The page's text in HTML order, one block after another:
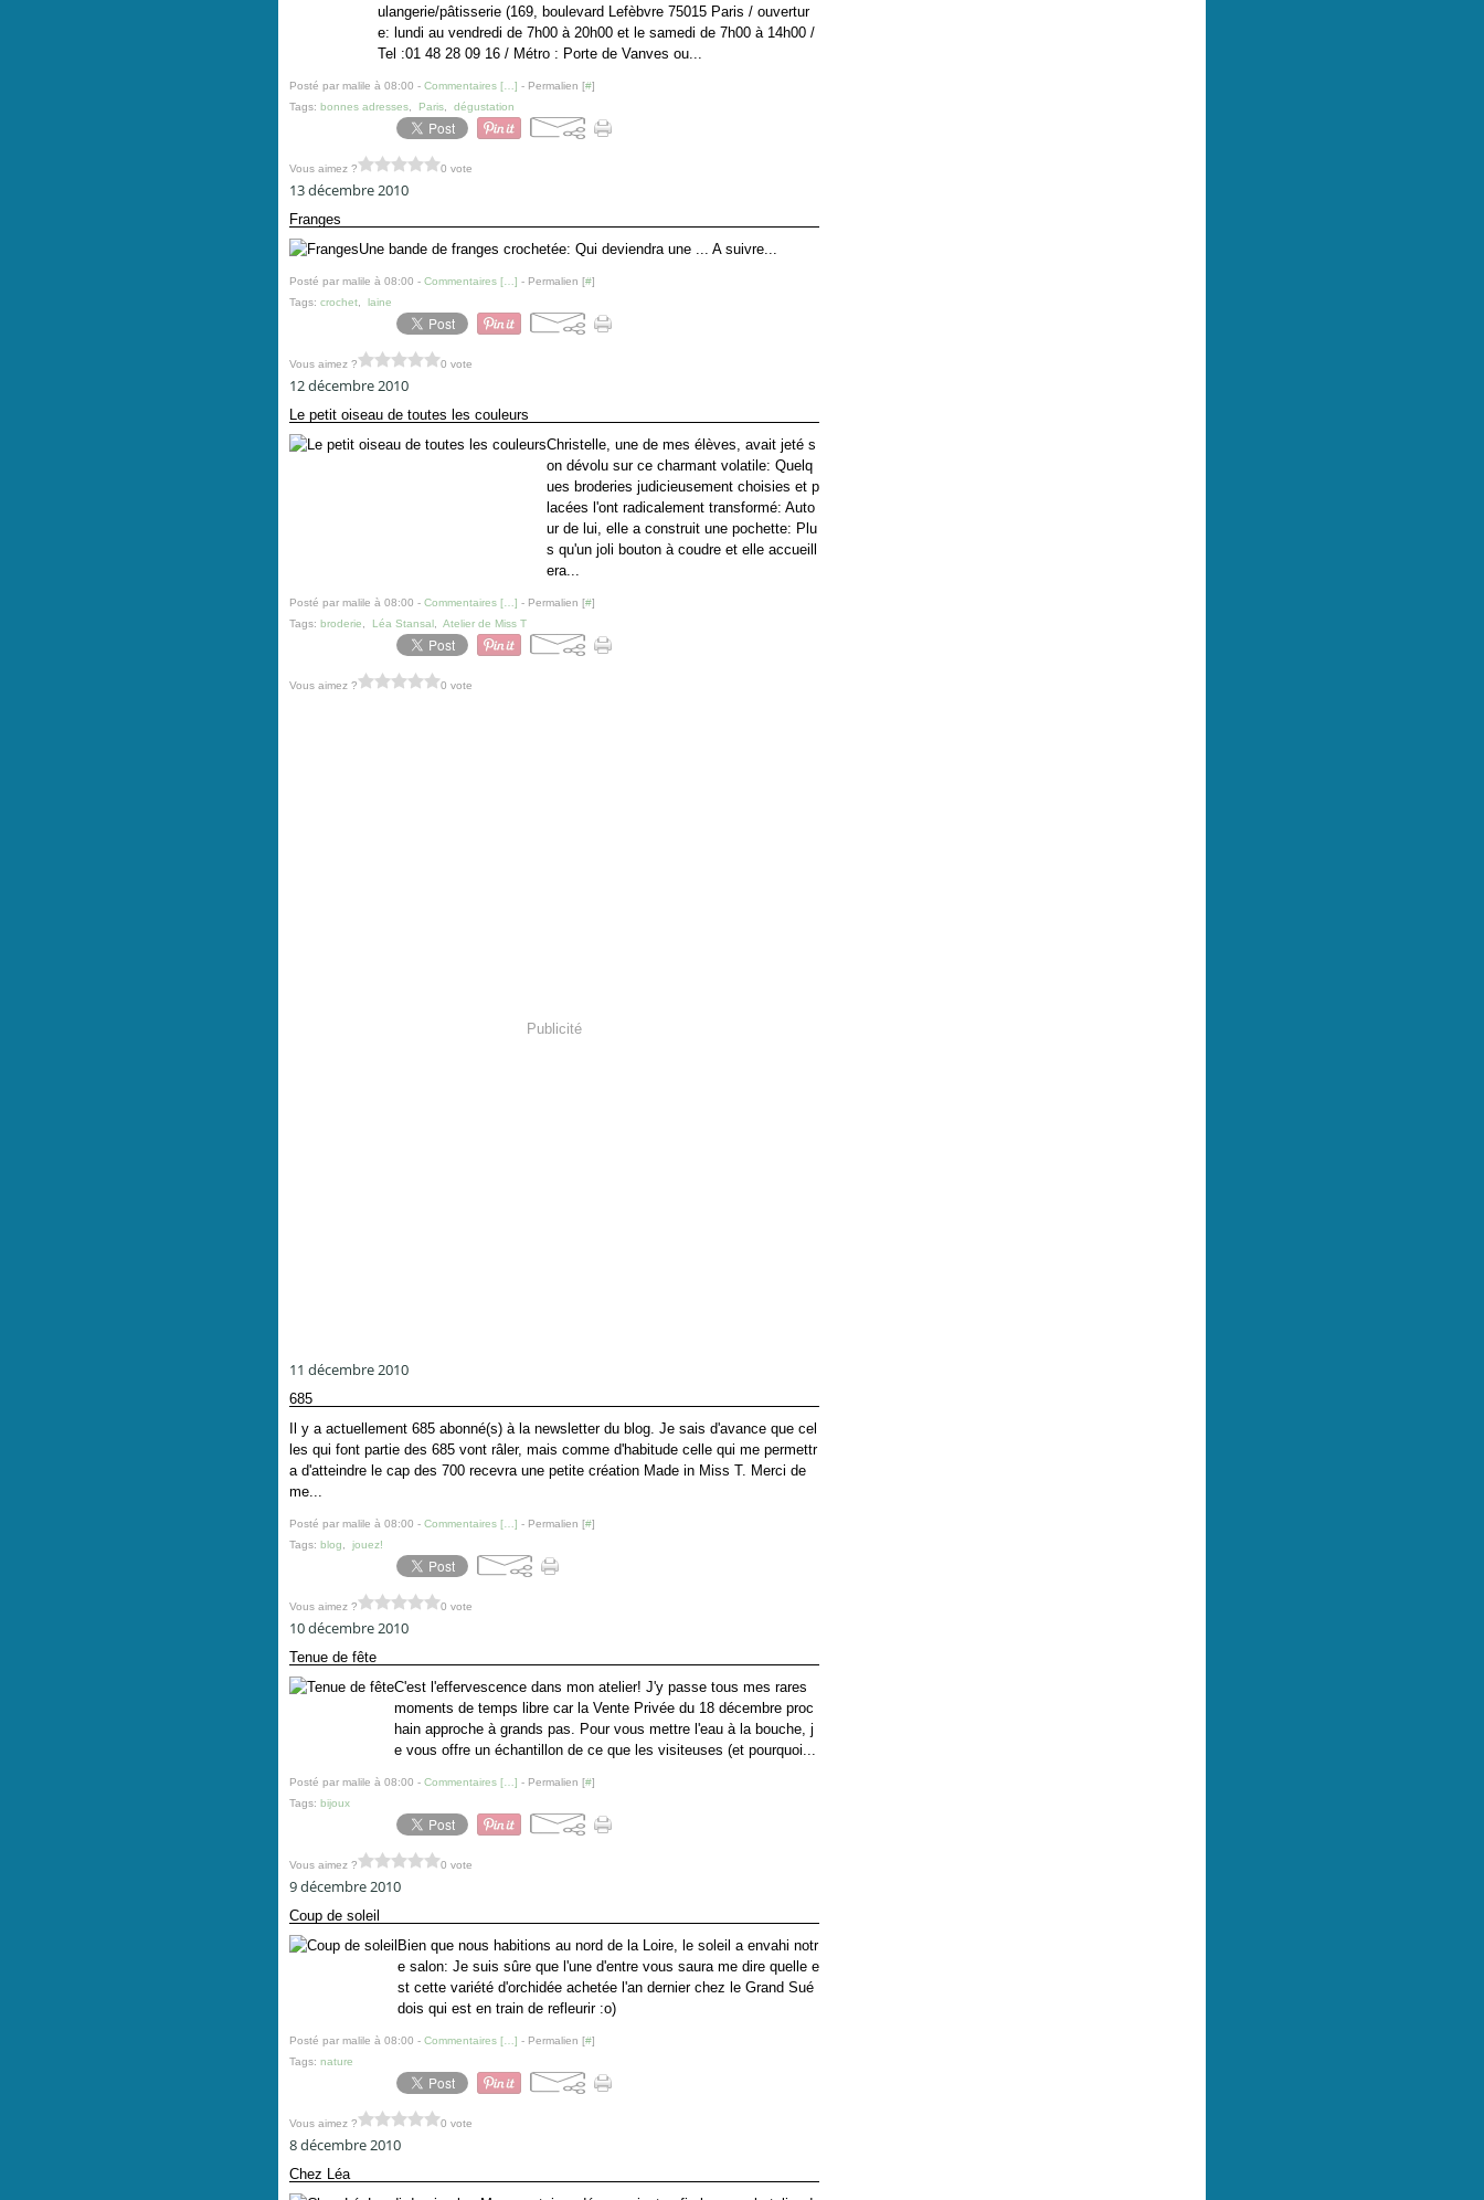
ulangerie/pâtisserie (169, boulevard Lefèbvre 75015 Paris / ouvertur
e: lundi au vendredi de 7h00 à 20h00 et le samedi de 7h00 à 14h00 /
Tel :01 48 28 09 16 / Métro : Porte de Vanves ou...
Posté par malile à 08:00 - Commentaires [ ] - Permalien [#]
Tags: bonnes adresses Paris dégustation
Vous aimez ? 0 vote
13 décembre 2010
Franges
Une bande de franges crochetée: Qui deviendra une ... A suivre...
Posté par malile à 08:00 - Commentaires [ ] - Permalien [#]
Tags: crochet laine
Vous aimez ? 0 vote
12 décembre 2010
Le petit oiseau de toutes les couleurs
Christelle, une de mes élèves, avait jeté s
on dévolu sur ce charmant volatile: Quelq
ues broderies judicieusement choisies et p
lacées l'ont radicalement transformé: Auto
ur de lui, elle a construit une pochette: Plu
s qu'un joli bouton à coudre et elle accueill
era...
Posté par malile à 08:00 - Commentaires [ ] - Permalien [#]
Tags: broderie Léa Stansal Atelier de Miss T
Vous aimez ? 0 vote
Publicité
11 décembre 2010
685
Il y a actuellement 685 abonné(s) à la newsletter du blog. Je sais d'avance que cel
les qui font partie des 685 vont râler, mais comme d'habitude celle qui me permettr
a d'atteindre le cap des 700 recevra une petite création Made in Miss T. Merci de
me...
Posté par malile à 08:00 - Commentaires [ ] - Permalien [#]
Tags: blog jouez!
Vous aimez ? 0 vote
10 décembre 2010
Tenue de fête
C'est l'effervescence dans mon atelier! J'y passe tous mes rares
moments de temps libre car la Vente Privée du 18 décembre proc
hain approche à grands pas. Pour vous mettre l'eau à la bouche, j
e vous offre un échantillon de ce que les visiteuses (et pourquoi...
Posté par malile à 08:00 - Commentaires [ ] - Permalien [#]
Tags: bijoux
Vous aimez ? 0 vote
9 décembre 2010
Coup de soleil
Bien que nous habitions au nord de la Loire, le soleil a envahi notr
e salon: Je suis sûre que l'une d'entre vous saura me dire quelle e
st cette variété d'orchidée achetée l'an dernier chez le Grand Sué
dois qui est en train de refleurir :o)
Posté par malile à 08:00 - Commentaires [ ] - Permalien [#]
Tags: nature
Vous aimez ? 0 vote
8 décembre 2010
Chez Léa